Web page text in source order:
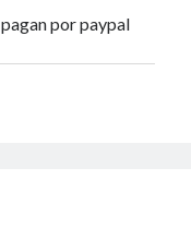
pagan por paypal